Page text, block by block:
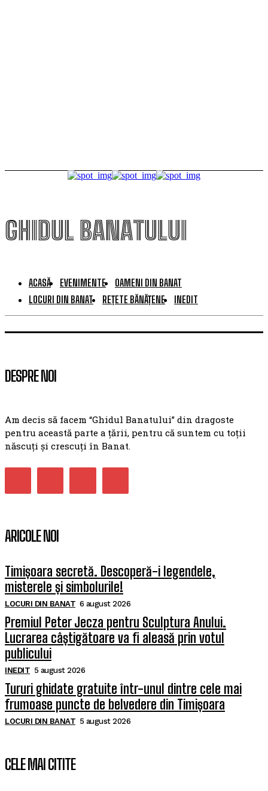
GHIDUL BANATULUI
ACASĂ EVENIMENTE
OAMENI DIN BANAT
LOCURI DIN BANAT
REȚETE BĂNĂȚENE INEDIT
DESPRE NOI
Am decis să facem “Ghidul Banatului” din dragoste
pentru această parte a țării, pentru că suntem cu toții
născuți și crescuți în Banat.
ARICOLE NOI
Timișoara secretă. Descoperă-i legendele,
misterele și simbolurile!
LOCURI DIN BANAT 6 august 2026
Premiul Peter Jecza pentru Sculptura Anului.
Lucrarea câștigătoare va fi aleasă prin votul
publicului
INEDIT 5 august 2026
Tururi ghidate gratuite într-unul dintre cele mai
frumoase puncte de belvedere din Timișoara
LOCURI DIN BANAT 5 august 2026
CELE MAI CITITE